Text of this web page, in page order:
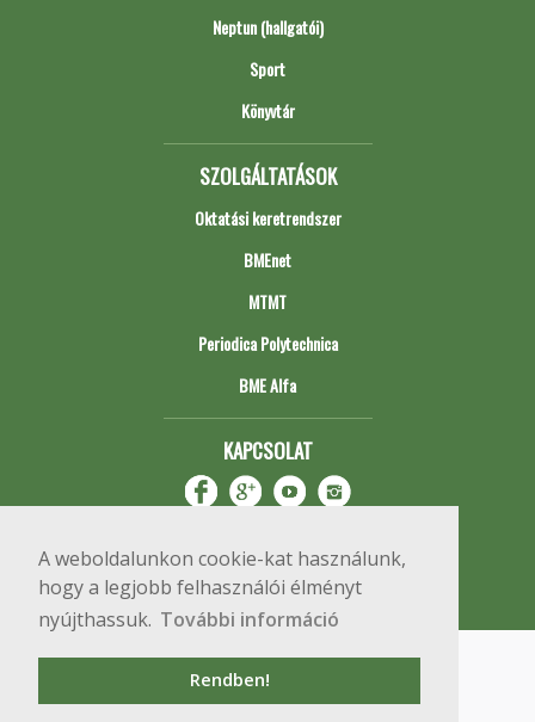
A weboldalunkon cookie-kat használunk,
hogy a legjobb felhasználói élményt
nyújthassuk. További információ
Rendben!
Neptun (hallgatói)
Sport
Könyvtár
SZOLGÁLTATÁSOK
Oktatási keretrendszer
BMEnet
MTMT
Periodica Polytechnica
BME Alfa
KAPCSOLAT
Copyright © 2020 BME Építőmérnöki Kar
1111 Budapest, Műegyetem rkp. 3.